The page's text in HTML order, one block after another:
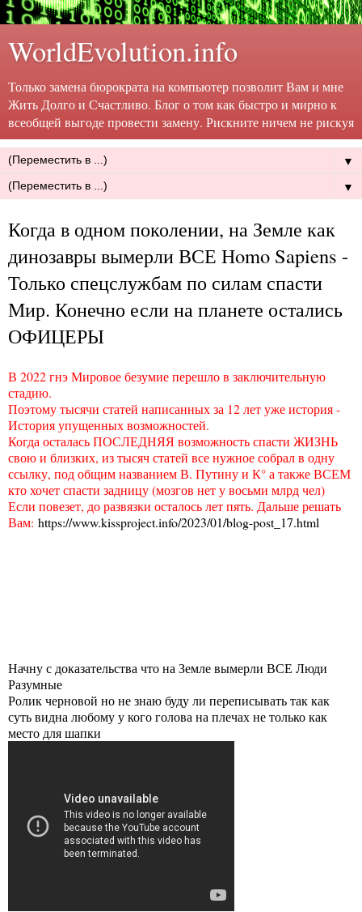
WorldEvolution.info
Только замена бюрократа на компьютер позволит Вам и мне
Жить Долго и Счастливо. Блог о том как быстро и мирно к
всеобщей выгоде провести замену. Рискните ничем не рискуя
▼
▼
Когда в одном поколении, на Земле как
динозавры вымерли ВСЕ Нomo Sapiens -
Только спецслужбам по силам спасти
Мир. Конечно если на планете остались
ОФИЦЕРЫ
В 2022 гнэ Мировое безумие перешло в заключительную
стадию.
Поэтому тысячи статей написанных за 12 лет уже история -
История упущенных возможностей.
Когда осталась ПОСЛЕДНЯЯ возможность спасти ЖИЗНЬ
свою и близких, из тысяч статей все нужное собрал в одну
ссылку, под общим названием В. Путину и К° а также ВСЕМ
кто хочет спасти задницу (мозгов нет у восьми млрд чел)
Если повезет, до развязки осталось лет пять. Дальше решать
Вам: https://www.kissproject.info/2023/01/blog-post_17.html
Начну с доказательства что на Земле вымерли ВСЕ Люди
Разумные
Ролик черновой но не знаю буду ли переписывать так как
суть видна любому у кого голова на плечах не только как
место для шапки